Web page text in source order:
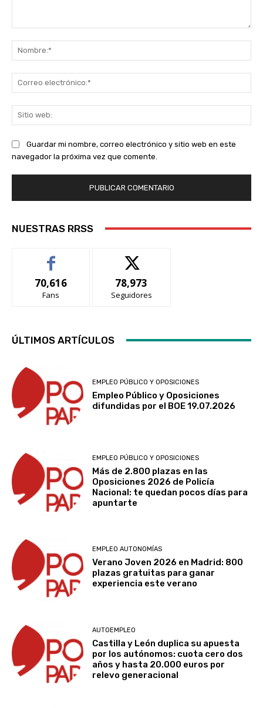
Guardar mi nombre, correo electrónico y sitio web en este
navegador la próxima vez que comente.
NUESTRAS RRSS
70,616
Fans
78,973
Seguidores
ÚLTIMOS ARTÍCULOS
EMPLEO PÚBLICO Y OPOSICIONES
Empleo Público y Oposiciones
difundidas por el BOE 19.07.2026
EMPLEO PÚBLICO Y OPOSICIONES
Más de 2.800 plazas en las
Oposiciones 2026 de Policía
Nacional: te quedan pocos días para
apuntarte
EMPLEO AUTONOMÍAS
Verano Joven 2026 en Madrid: 800
plazas gratuitas para ganar
experiencia este verano
AUTOEMPLEO
Castilla y León duplica su apuesta
por los autónomos: cuota cero dos
años y hasta 20.000 euros por
relevo generacional